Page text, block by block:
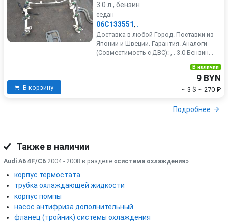
3.0 л., бензин
седан
06C133551, .
Доставка в любой Город. Поставки из
Японии и Швеции. Гарантия. Аналоги
(Совместимость с ДВС): , . 3.0 Бензин. .
В корзину
В наличии
9 BYN
~ 3 $ ~ 270 ₽
Подробнее
Также в наличии
Audi A6 4F/C6 2004 - 2008 в разделе «система охлаждения»
корпус термостата
трубка охлаждающей жидкости
корпус помпы
насос антифриза дополнительный
фланец (тройник) системы охлаждения